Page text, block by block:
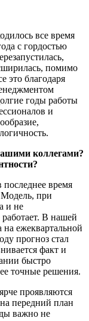
все время
с гордостью
помимо
это благодаря
годы работы
и
коллегами?
последнее время
Модель, при
и не
работает. В нашей
ежеквартальной
прогноз стал
факт и
быстро
точные решения.
проявляются
передний план
важно не